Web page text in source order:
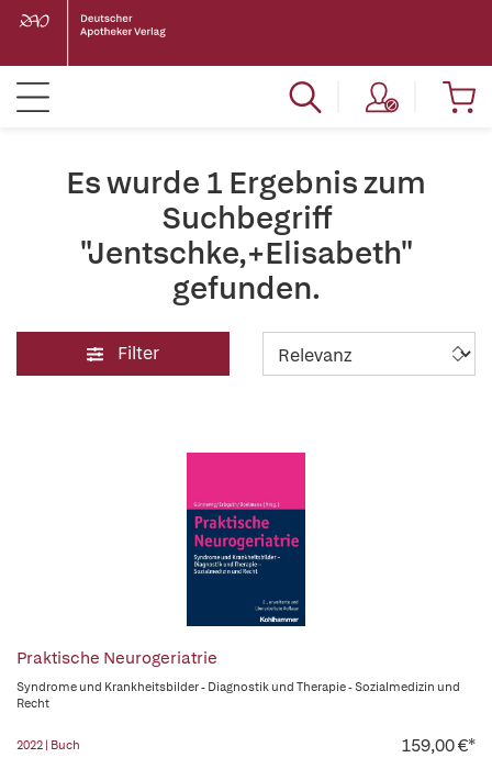
Es wurde 1 Ergebnis zum
Suchbegriff
"Jentschke,+Elisabeth"
gefunden.
Filter
Praktische Neurogeriatrie
Syndrome und Krankheitsbilder - Diagnostik und Therapie - Sozialmedizin und
Recht
2022 | Buch 159,00 €*